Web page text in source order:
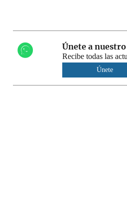
Únete a
Recibe todas las
Únete